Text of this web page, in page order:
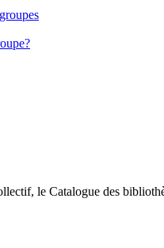
le Catalogue des